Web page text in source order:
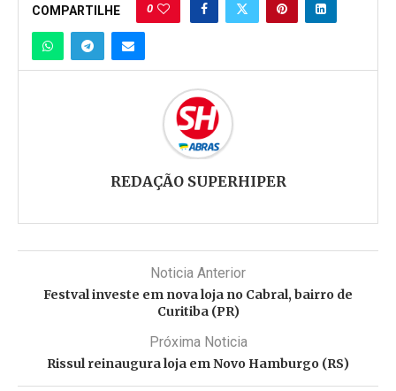
COMPARTILHE 0
REDAÇÃO SUPERHIPER
Noticia Anterior
Festval investe em nova loja no Cabral, bairro de
Curitiba (PR)
Próxima Noticia
Rissul reinaugura loja em Novo Hamburgo (RS)